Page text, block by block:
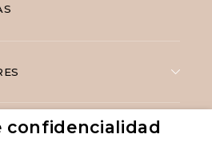
confidencialidad